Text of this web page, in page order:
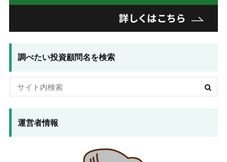
調べたい投資顧問名を検索
運営者情報